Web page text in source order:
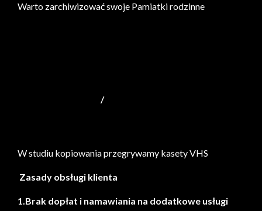
Warto zarchiwizować swoje Pamiatki rodzinne
/
W studiu kopiowania przegrywamy kasety VHS
Zasady obsługi klienta
1.Brak dopłat i namawiania na dodatkowe usługi